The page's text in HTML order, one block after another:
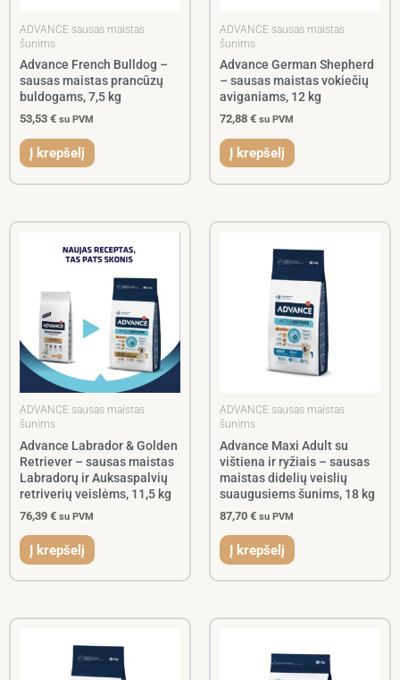
ADVANCE sausas maistas
šunims
Advance French Bulldog –
sausas maistas prancūzų
buldogams, 7,5 kg
53,53 € su PVM
Į krepšelį
ADVANCE sausas maistas
šunims
Advance German Shepherd
– sausas maistas vokiečių
aviganiams, 12 kg
72,88 € su PVM
Į krepšelį
ADVANCE sausas maistas
šunims
Advance Labrador & Golden
Retriever – sausas maistas
Labradorų ir Auksaspalvių
retriverių veislėms, 11,5 kg
76,39 € su PVM
Į krepšelį
ADVANCE sausas maistas
šunims
Advance Maxi Adult su
vištiena ir ryžiais – sausas
maistas didelių veislių
suaugusiems šunims, 18 kg
87,70 € su PVM
Į krepšelį